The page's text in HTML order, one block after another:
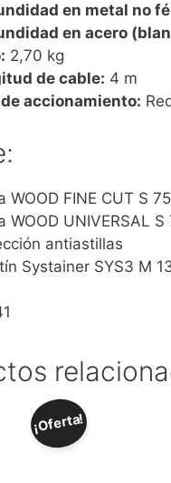
en metal no
en acero
2,70 kg
de cable: 4 m
accionamiento:
WOOD FINE CUT S
WOOD UNIVERSAL
antiastillas
Systainer SYS3 M
¡Oferta!